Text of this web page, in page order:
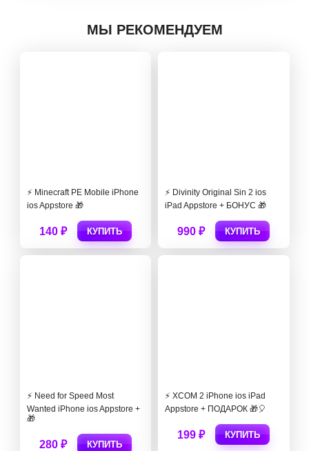
МЫ РЕКОМЕНДУЕМ
⚡️ Minecraft PE Mobile iPhone
ios Appstore 🎁
140 ₽ КУПИТЬ
⚡️ Divinity Original Sin 2 ios
iPad Appstore + БОНУС 🎁
990 ₽ КУПИТЬ
⚡️ Need for Speed Most
Wanted iPhone ios Appstore +
🎁
280 ₽ КУПИТЬ
⚡️ XCOM 2 iPhone ios iPad
Appstore + ПОДАРОК 🎁🎈
199 ₽ КУПИТЬ